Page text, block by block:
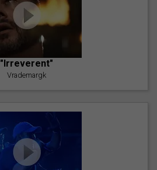
"Irreverent"
Vrademargk